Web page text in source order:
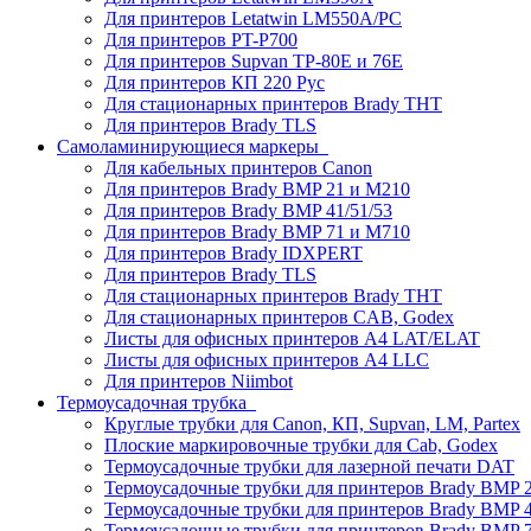
Для принтеров Letatwin LM550A/PC
Для принтеров PT-P700
Для принтеров Supvan TP-80E и 76E
Для принтеров КП 220 Рус
Для стационарных принтеров Brady THT
Для принтеров Brady TLS
Самоламинирующиеся маркеры
Для кабельных принтеров Canon
Для принтеров Brady BMP 21 и M210
Для принтеров Brady BMP 41/51/53
Для принтеров Brady BMP 71 и M710
Для принтеров Brady IDXPERT
Для принтеров Brady TLS
Для стационарных принтеров Brady THT
Для стационарных принтеров CAB, Godex
Листы для офисных принтеров А4 LAT/ELAT
Листы для офисных принтеров А4 LLC
Для принтеров Niimbot
Термоусадочная трубка
Круглые трубки для Canon, КП, Supvan, LM, Partex
Плоские маркировочные трубки для Cab, Godex
Термоусадочные трубки для лазерной печати DAT
Термоусадочные трубки для принтеров Brady BMP
Термоусадочные трубки для принтеров Brady BMP